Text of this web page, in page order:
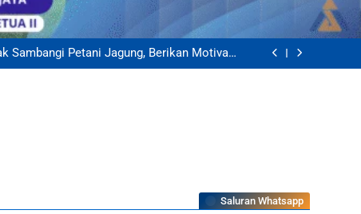
dan Bhabinkamtibmas Salurkan Bantuan
Petani Jagung Pipil di Kecamatan Mempura
Pangan, Bhabinkamtibmas Kampung Teluk
Merempan Tinjau Tanaman Jagung Waga
Sambangi Petani Jagung, Berikan Motivasi
Dukung Ketahanan Pangan Nasional
10 Calon Penerima Bantuan Modal Usaha
PEU, Pastikan Tepat Sasaran
dan Bhabinkamtibmas Salurkan Bantuan
Sambangi Petani Jagung, Berikan Motivasi
10 Calon Penerima Bantuan Modal Usaha
dan Bhabinkamtibmas Salurkan Bantuan
Petani Jagung Pipil di Kecamatan Mempura
Saluran Whatsapp